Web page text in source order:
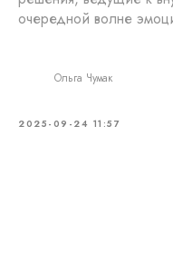
очередной волне
Ольга Чумак
2025-09-24 11:57